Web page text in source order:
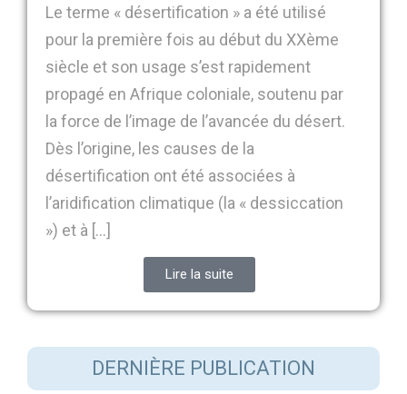
Le terme « désertification » a été utilisé
pour la première fois au début du XXème
siècle et son usage s’est rapidement
propagé en Afrique coloniale, soutenu par
la force de l’image de l’avancée du désert.
Dès l’origine, les causes de la
désertification ont été associées à
l’aridification climatique (la « dessiccation
») et à […]
Lire la suite
DERNIÈRE PUBLICATION